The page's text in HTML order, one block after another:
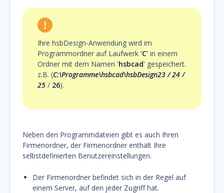
Ihre hsbDesign-Anwendung wird im
Programmordner auf Laufwerk 'C' in einem
Ordner mit dem Namen 'hsbcad' gespeichert.
z.B. (C:\Programme\hsbcad\hsbDesign23 / 24 /
25 / 26).
Neben den Programmdateien gibt es auch Ihren
Firmenordner, der Firmenordner enthält Ihre
selbstdefinierten Benutzereinstellungen.
Der Firmenordner befindet sich in der Regel auf
einem Server, auf den jeder Zugriff hat.